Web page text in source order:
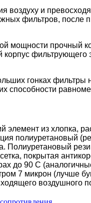
воздуху и
фильтров, после
мощности прочный
корпус
гонках
способности
элемент из хлопка,
полиуретановый
Полиуретановый
покрытая
до 90 С
7 микрон (лучше
воздушного